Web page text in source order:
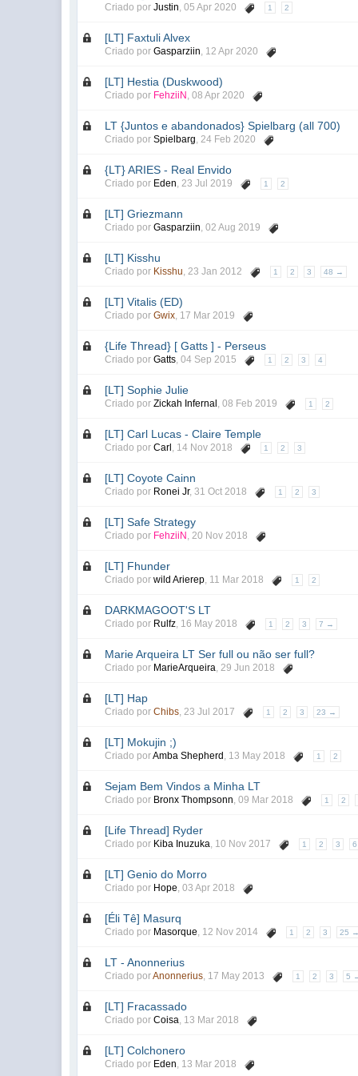
Criado porJustin,05 Apr 2020 1 2
[LT] Faxtuli Alvex
Criado porGasparziin, 12 Apr 2020
[LT] Hestia (Duskwood)
Criado por FehziiN ,08 Apr 2020
LT {Juntos e abandonados} Spielbarg (all 700)
Criado porSpielbarg,24 Feb 2020
{LT} ARIES - Real Envido
Criado por Eden,23 Jul 2019 1 2
[LT] Griezmann
Criado porGasparziin,02 Aug 2019
[LT] Kisshu
Criado por Kisshu,23 Jan 2012 1 2 3 48 →
[LT] Vitalis (ED)
Criado porGwix, 17 Mar 2019
{Life Thread} [ Gatts ] - Perseus
Criado porGatts,04 Sep 2015 1 2 3 4
[LT] Sophie Julie
Criado porZickah Infernal ,08 Feb 2019 1 2
[LT] Carl Lucas - Claire Temple
Criado porCarl , 14 Nov 2018 1 2 3
[LT] Coyote Cainn
Criado por Ronei Jr,31 Oct 2018 1 2 3
[LT] Safe Strategy
Criado por FehziiN ,20 Nov 2018
[LT] Fhunder
Criado porwild Arierep, 11 Mar 2018 1 2
DARKMAGOOT'S LT
Criado por Rulfz, 16 May 2018 1 2 3 7 →
Marie Arqueira LT Ser full ou não ser full?
Criado por MarieArqueira,29 Jun 2018
[LT] Hap
Criado porChibs,23 Jul 2017 1 2 3 23 →
[LT] Mokujin ;)
Criado porAmba Shepherd , 13 May 2018 1 2
Sejam Bem Vindos a Minha LT
Criado por Bronx Thompsonn,09 Mar 2018 1 2
[Life Thread] Ryder
Criado por Kiba Inuzuka, 10 Nov 2017 1 2 3
[LT] Genio do Morro
Criado por Hope,03 Apr 2018
[Éli Tê] Masurq
Criado por Masorque, 12 Nov 2014 1 2 3 25 →
LT - Anonnerius
Criado porAnonnerius, 17 May 2013 1 2 3 5
[LT] Fracassado
Criado porCoisa, 13 Mar 2018
[LT] Colchonero
Criado por Eden, 13 Mar 2018